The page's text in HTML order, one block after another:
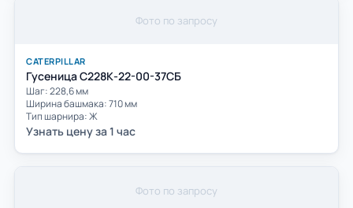
Фото по запросу
CATERPILLAR
Гусеница С228К-22-00-37СБ
Шаг: 228,6 мм
Ширина башмака: 710 мм
Тип шарнира: Ж
Узнать цену за 1 час
Фото по запросу